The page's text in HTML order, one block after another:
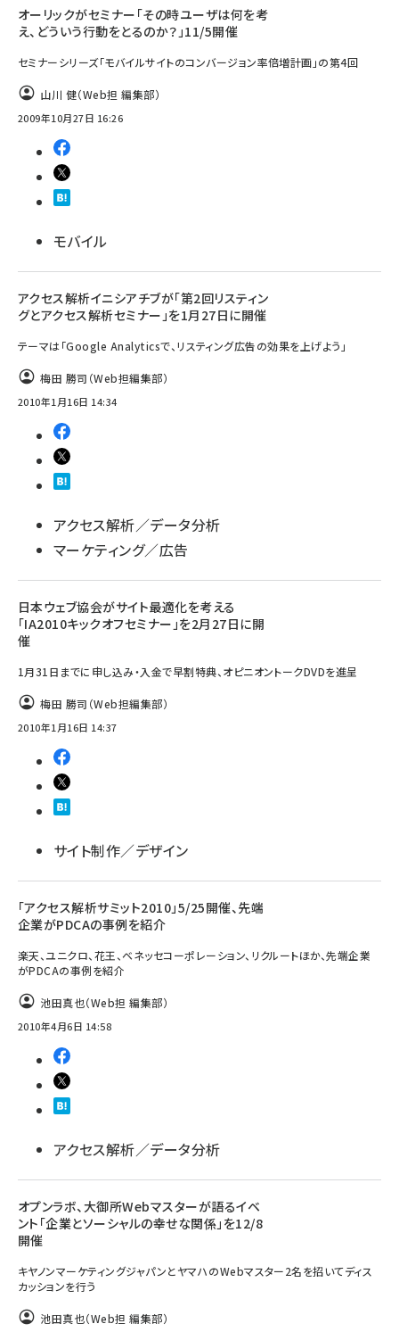
オーリックがセミナー「その時ユーザは何を考
え、どういう行動をとるのか？」11/5開催
セミナーシリーズ「モバイルサイトのコンバージョン率倍増計画」の第4回
山川 健（Web担 編集部）
2009年10月27日 16:26
モバイル
アクセス解析イニシアチブが「第2回リスティン
グとアクセス解析セミナー」を1月27日に開催
テーマは「Google Analyticsで、リスティング広告の効果を上げよう」
梅田 勝司（Web担編集部）
2010年1月16日 14:34
アクセス解析／データ分析
マーケティング／広告
日本ウェブ協会がサイト最適化を考える
「IA2010キックオフセミナー」を2月27日に開
催
1月31日までに申し込み・入金で早割特典、オピニオントークDVDを進呈
梅田 勝司（Web担編集部）
2010年1月16日 14:37
サイト制作／デザイン
「アクセス解析サミット2010」5/25開催、先端
企業がPDCAの事例を紹介
楽天、ユニクロ、花王、ベネッセコーポレーション、リクルートほか、先端企業
がPDCAの事例を紹介
池田真也（Web担 編集部）
2010年4月6日 14:58
アクセス解析／データ分析
オプンラボ、大御所Webマスターが語るイベ
ント「企業とソーシャルの幸せな関係」を12/8
開催
キヤノンマーケティングジャパンとヤマハのWebマスター2名を招いてディス
カッションを行う
池田真也（Web担 編集部）